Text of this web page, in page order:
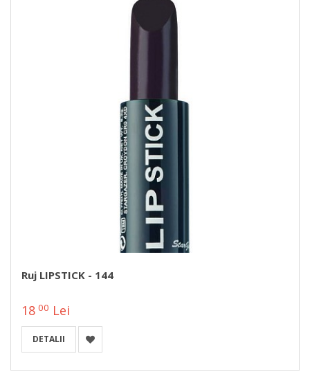
Ruj LIPSTICK - 144
18 00 Lei
DETALII